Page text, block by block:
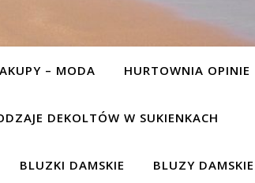
– MODA HURTOWNIA OPINIE
DEKOLTÓW W SUKIENKACH
BLUZKI DAMSKIE BLUZY DAMSKIE